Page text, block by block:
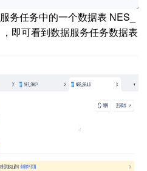
务任务中的一个数据表 NES_
即可看到数据服务任务数据表